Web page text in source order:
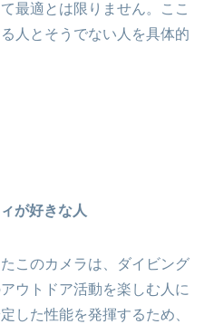
最適とは限りません。ここ
人とそうでない人を具体的
が好きな人
このカメラは、ダイビング
ウトドア活動を楽しむ人に
した性能を発揮するため、